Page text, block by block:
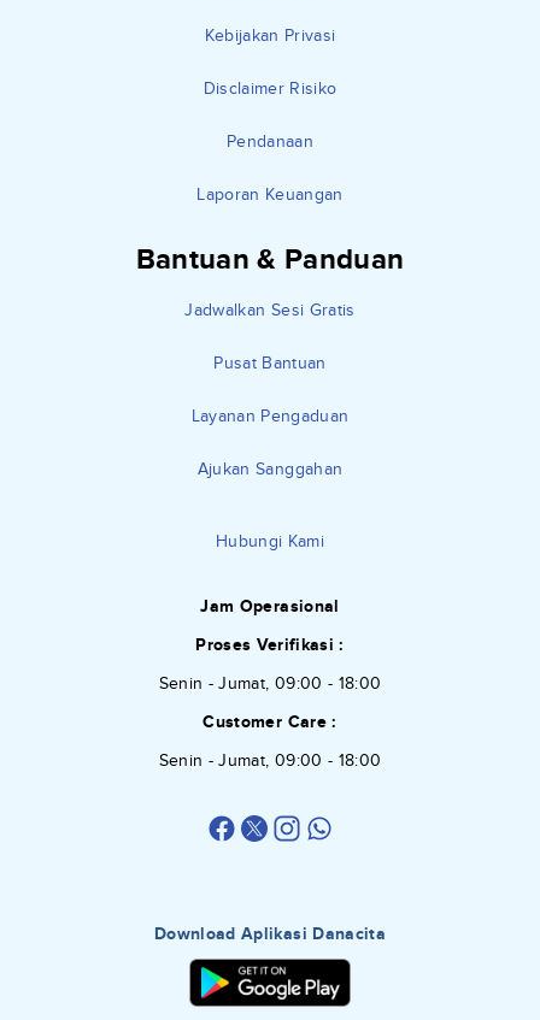
Kebijakan Privasi
Disclaimer Risiko
Pendanaan
Laporan Keuangan
Bantuan & Panduan
Jadwalkan Sesi Gratis
Pusat Bantuan
Layanan Pengaduan
Ajukan Sanggahan
Hubungi Kami
Jam Operasional
Proses Verifikasi :
Senin - Jumat, 09:00 - 18:00
Customer Care :
Senin - Jumat, 09:00 - 18:00
Download Aplikasi Danacita